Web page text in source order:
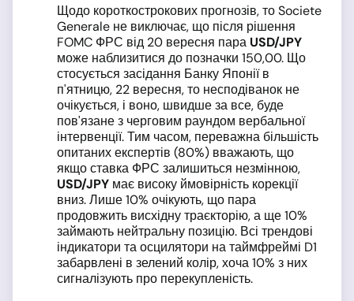
Щодо короткострокових прогнозів, то Societe
Generale не виключає, що після рішення
FOMC ФРС від 20 вересня пара USD/JPY
може наблизитися до позначки 150,00. Що
стосується засідання Банку Японії в
п'ятницю, 22 вересня, то несподіванок не
очікується, і воно, швидше за все, буде
пов'язане з черговим раундом вербальної
інтервенції. Тим часом, переважна більшість
опитаних експертів (80%) вважають, що
якщо ставка ФРС залишиться незмінною,
USD/JPY має високу ймовірність корекції
вниз. Лише 10% очікують, що пара
продовжить висхідну траєкторію, а ще 10%
займають нейтральну позицію. Всі трендові
індикатори та осцилятори на таймфреймі D1
забарвлені в зелений колір, хоча 10% з них
сигналізують про перекупленість.